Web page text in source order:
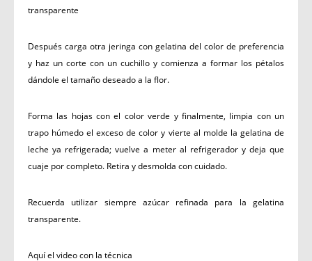
transparente
Después carga otra jeringa con gelatina del color de preferencia
y haz un corte con un cuchillo y comienza a formar los pétalos
dándole el tamaño deseado a la flor.
Forma las hojas con el color verde y finalmente, limpia con un
trapo húmedo el exceso de color y vierte al molde la gelatina de
leche ya refrigerada; vuelve a meter al refrigerador y deja que
cuaje por completo. Retira y desmolda con cuidado.
Recuerda utilizar siempre azúcar refinada para la gelatina
transparente.
Aquí el video con la técnica